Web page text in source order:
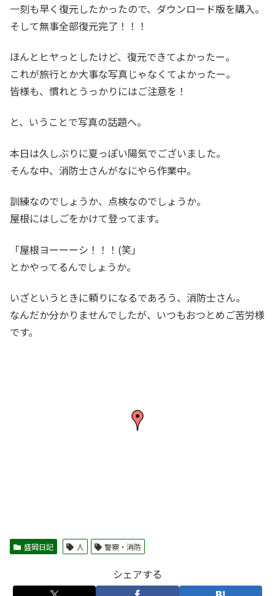
一刻も早く復元したかったので、ダウンロード版を購入。
そして無事全部復元完了！！！
ほんとヒヤっとしたけど、復元できてよかったー。
これが旅行とか大事な写真じゃなくてよかったー。
皆様も、慣れとうっかりにはご注意を！
と、いうことで写真の話題へ。
本日は久しぶりに夏っぽい陽気でございました。
そんな中、消防士さんがなにやら作業中。
訓練なのでしょうか、点検なのでしょうか。
屋根にはしごをかけて登ってます。
「屋根ヨーーーシ！！！(笑」
とかやってるんでしょうか。
いざというときに頼りになるであろう、消防士さん。
なんだか分かりませんでしたが、いつもおつとめご苦労様
です。
盛岡日記 人 警察・消防
シェアする